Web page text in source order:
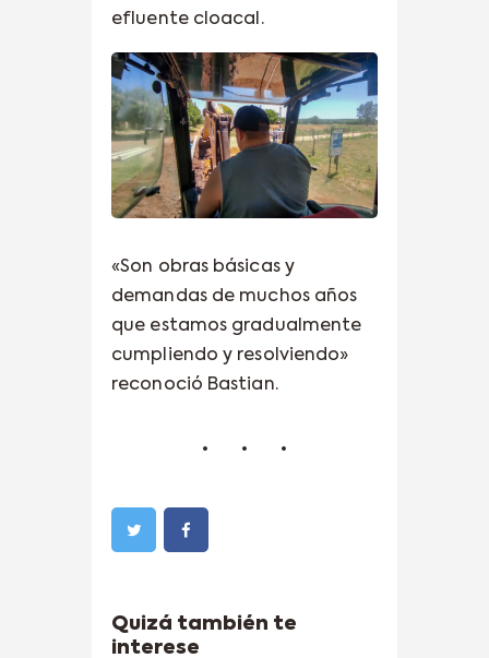
efluente cloacal.
«Son obras básicas y
demandas de muchos años
que estamos gradualmente
cumpliendo y resolviendo»
reconoció Bastian.
Quizá también te
interese